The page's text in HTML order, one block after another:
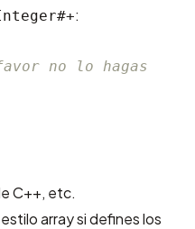
:
no lo hagas
C++, etc.
array si defines los